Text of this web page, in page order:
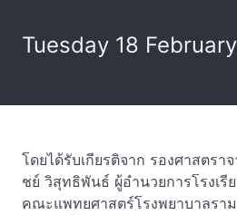
Tuesday 18
โดยได้รับเกียรติจาก รองศาสตรา
ชย์ วิสุทธิพันธ์ ผู้อำนวยการโรงเรี
คณะแพทยศาสตร์โรงพยาบาลรา